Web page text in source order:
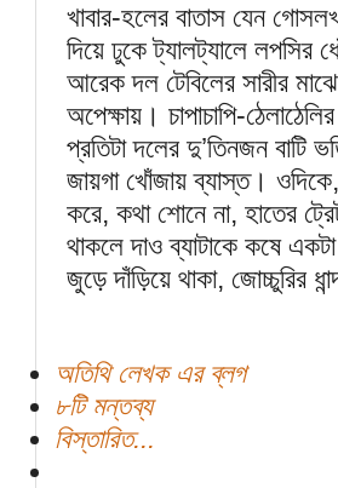
খাবার-হলের বাতাস যেন
দিয়ে ঢুকে ট্যালট্যালে লপসির
আরেক দল টেবিলের সারীর
অপেক্ষায়। চাপাচাপি-
প্রতিটা দলের দু’তিনজন বাটি
জায়গা খোঁজায় ব্যাস্ত।
করে, কথা শোনে না, হাতের
থাকলে দাও ব্যাটাকে কষে
জুড়ে দাঁড়িয়ে থাকা, জোচ্চুরির
অতিথি লেখক এর ব্লগ
৮টি মন্তব্য
বিস্তারিত...